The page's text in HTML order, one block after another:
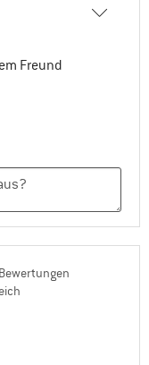
Freund